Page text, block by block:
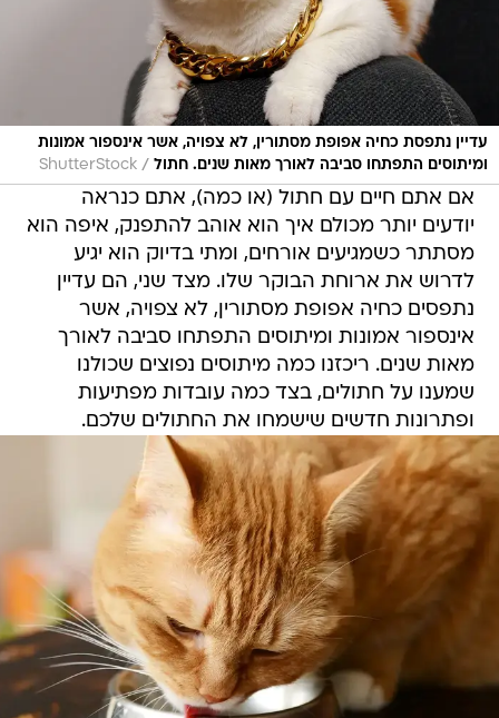
עדיין נתפסת כחיה אפופת מסתורין, לא צפויה, אשר אינספור אמונות
ומיתוסים התפתחו סביבה לאורך מאות שנים. חתול /
ShutterStock
אם אתם חיים עם חתול (או כמה), אתם כנראה
יודעים יותר מכולם איך הוא אוהב להתפנק, איפה הוא
מסתתר כשמגיעים אורחים, ומתי בדיוק הוא יגיע
לדרוש את ארוחת הבוקר שלו. מצד שני, הם עדיין
נתפסים כחיה אפופת מסתורין, לא צפויה, אשר
אינספור אמונות ומיתוסים התפתחו סביבה לאורך
מאות שנים. ריכזנו כמה מיתוסים נפוצים שכולנו
שמענו על חתולים, בצד כמה עובדות מפתיעות
ופתרונות חדשים שישמחו את החתולים שלכם.